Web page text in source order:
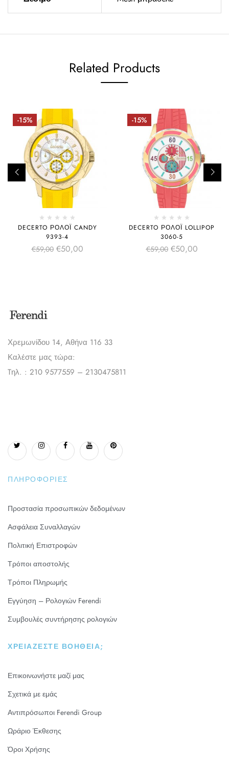
Related Products
-15%
DECERTO ΡΟΛΌΙ CANDY
9393-4
€59,00 €50,00
-15%
DECERTO ΡΟΛΌΙ LOLLIPOP
3060-5
€59,00 €50,00
Χρεμωνίδου 14, Αθήνα 116 33
Καλέστε μας τώρα:
Tηλ. : 210 9577559 – 2130475811
ΠΛΗΡΟΦΟΡΊΕΣ
Προστασία προσωπικών δεδομένων
Ασφάλεια Συναλλαγών
Πολιτική Επιστροφών
Τρόποι αποστολής
Τρόποι Πληρωμής
Εγγύηση – Ρολογιών Ferendi
Συμβουλές συντήρησης ρολογιών
ΧΡΕΙΆΖΕΣΤΕ ΒΟΉΘΕΙΑ;
Επικοινωνήστε μαζί μας
Σχετικά με εμάς
Αντιπρόσωποι Ferendi Group
Ωράριο Έκθεσης
Όροι Χρήσης